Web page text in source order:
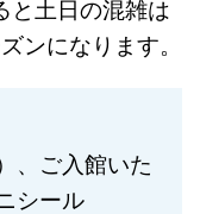
と土日の混雑は
ンになります。
、ご入館いた
シール